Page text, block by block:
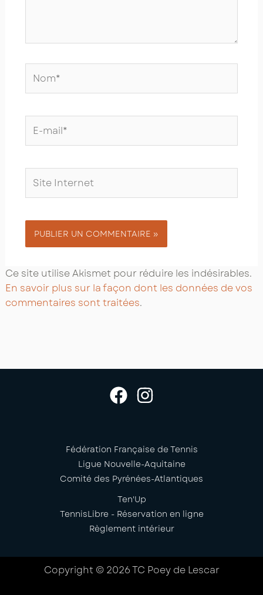
mail*
Internet
Ce site utilise Akismet pour réduire les indésirables.
En savoir plus sur la façon dont les données de vos
commentaires sont traitées.
Fédération Française de Tennis
Ligue Nouvelle-Aquitaine
Comité des Pyrénées-Atlantiques
Ten'Up
TennisLibre - Réservation en ligne
Règlement intérieur
Copyright © 2026 TC Poey de Lescar